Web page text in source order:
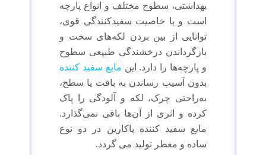
بهداشتی، سطوح مختلف و انواع پارچه
است و با خاصیت سفیدکنندگی قوی،
توانایی از بین بردن لکه‌های سخت و
بازگرداندن درخشندگی طبیعی سطوح
و پارچه‌ها را دارد. این مایع سفید کننده
بدون آسیب رساندن به بافت یا سطح،
به‌راحتی چرک، لکه و آلودگی را پاک
کرده و اثری از آن‌ها باقی نمی‌گذارد.
مایع سفید کننده پاکارین در دو نوع
ساده و معطر تولید می گردد.